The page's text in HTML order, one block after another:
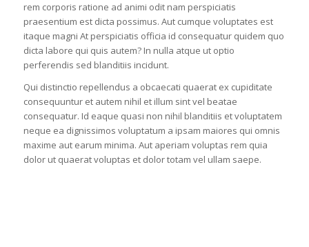
rem corporis ratione ad animi odit nam perspiciatis
praesentium est dicta possimus. Aut cumque voluptates est
itaque magni At perspiciatis officia id consequatur quidem quo
dicta labore qui quis autem? In nulla atque ut optio
perferendis sed blanditiis incidunt.
Qui distinctio repellendus a obcaecati quaerat ex cupiditate
consequuntur et autem nihil et illum sint vel beatae
consequatur. Id eaque quasi non nihil blanditiis et voluptatem
neque ea dignissimos voluptatum a ipsam maiores qui omnis
maxime aut earum minima. Aut aperiam voluptas rem quia
dolor ut quaerat voluptas et dolor totam vel ullam saepe.